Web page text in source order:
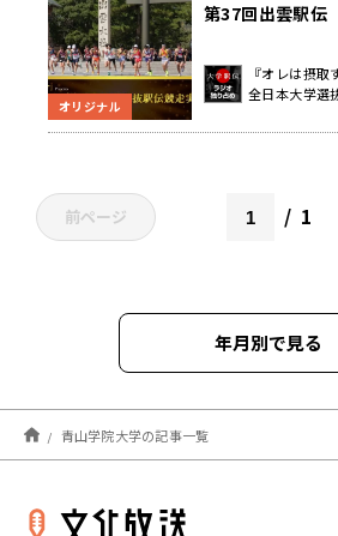
オリジナル
第37回出雲駅
『オレは摂
全日本大学選
前ページ 1
年月別で見る
2026年01月
2025年12月
2025年11月
青山学院大学の記事一覧